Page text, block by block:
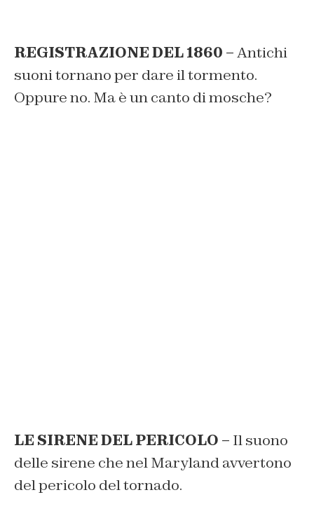
REGISTRAZIONE DEL 1860 –Antichi
suoni tornano per dare il tormento.
Oppure no. Ma è un canto di mosche?
LE SIRENE DEL PERICOLO – Il suono
delle sirene che nel Maryland avvertono
del pericolo del tornado.